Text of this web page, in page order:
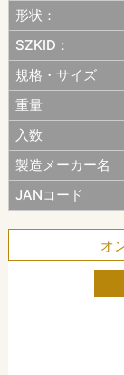
形状：
SZKID：
規格・サイズ
重量
入数
製造メーカー名
JANコード
オ